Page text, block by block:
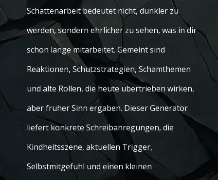
Schattenarbeit bedeutet nicht, dunkler zu
werden, sondern ehrlicher zu sehen, was in dir
schon lange mitarbeitet. Gemeint sind
Reaktionen, Schutzstrategien, Schamthemen
und alte Rollen, die heute ubertrieben wirken,
aber fruher Sinn ergaben. Dieser Generator
liefert konkrete Schreibanregungen, die
Kindheitsszene, aktuellen Trigger,
Selbstmitgefuhl und einen kleinen